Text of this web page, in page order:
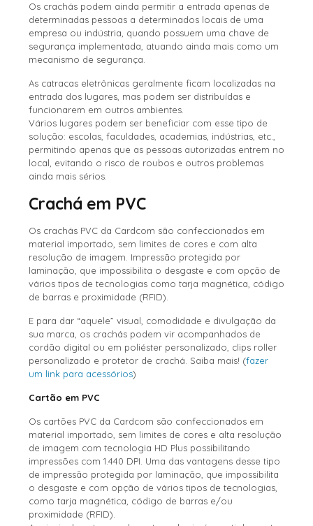
Os crachás podem ainda permitir a entrada apenas de
determinadas pessoas a determinados locais de uma
empresa ou indústria, quando possuem uma chave de
segurança implementada, atuando ainda mais como um
mecanismo de segurança.
As catracas eletrônicas geralmente ficam localizadas na
entrada dos lugares, mas podem ser distribuídas e
funcionarem em outros ambientes.
Vários lugares podem ser beneficiar com esse tipo de
solução: escolas, faculdades, academias, indústrias, etc.,
permitindo apenas que as pessoas autorizadas entrem no
local, evitando o risco de roubos e outros problemas
ainda mais sérios.
Crachá em PVC
Os crachás PVC da Cardcom são confeccionados em
material importado, sem limites de cores e com alta
resolução de imagem. Impressão protegida por
laminação, que impossibilita o desgaste e com opção de
vários tipos de tecnologias como tarja magnética, código
de barras e proximidade (RFID).
E para dar “aquele” visual, comodidade e divulgação da
sua marca, os crachás podem vir acompanhados de
cordão digital ou em poliéster personalizado, clips roller
personalizado e protetor de crachá. Saiba mais! (fazer
um link para acessórios)
Cartão em PVC
Os cartões PVC da Cardcom são confeccionados em
material importado, sem limites de cores e alta resolução
de imagem com tecnologia HD Plus possibilitando
impressões com 1.440 DPI. Uma das vantagens desse tipo
de impressão protegida por laminação, que impossibilita
o desgaste e com opção de vários tipos de tecnologias,
como tarja magnética, código de barras e/ou
proximidade (RFID).